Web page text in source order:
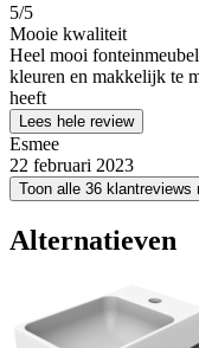
5/5
Mooie kwaliteit
Heel mooi
kleuren en makkelijk te
heeft
Lees hele review
Esmee
22 februari 2023
Toon alle 36 klantreviews
Alternatieven